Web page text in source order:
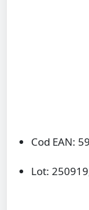
Cod EAN:
Lot: